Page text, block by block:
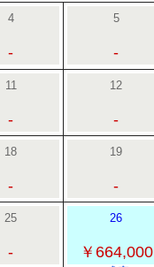
4
-
5
-
11
-
12
-
18
-
19
-
25
-
26
￥664,000